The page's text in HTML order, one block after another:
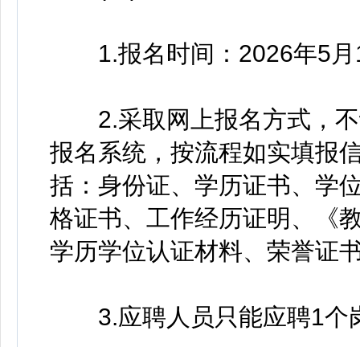
1.报名时间：2026年5月
2.采取网上报名方式，不
报名系统，按流程如实填报
括：身份证、学历证书、学
格证书、工作经历证明、《
学历学位认证材料、荣誉证
3.应聘人员只能应聘1个